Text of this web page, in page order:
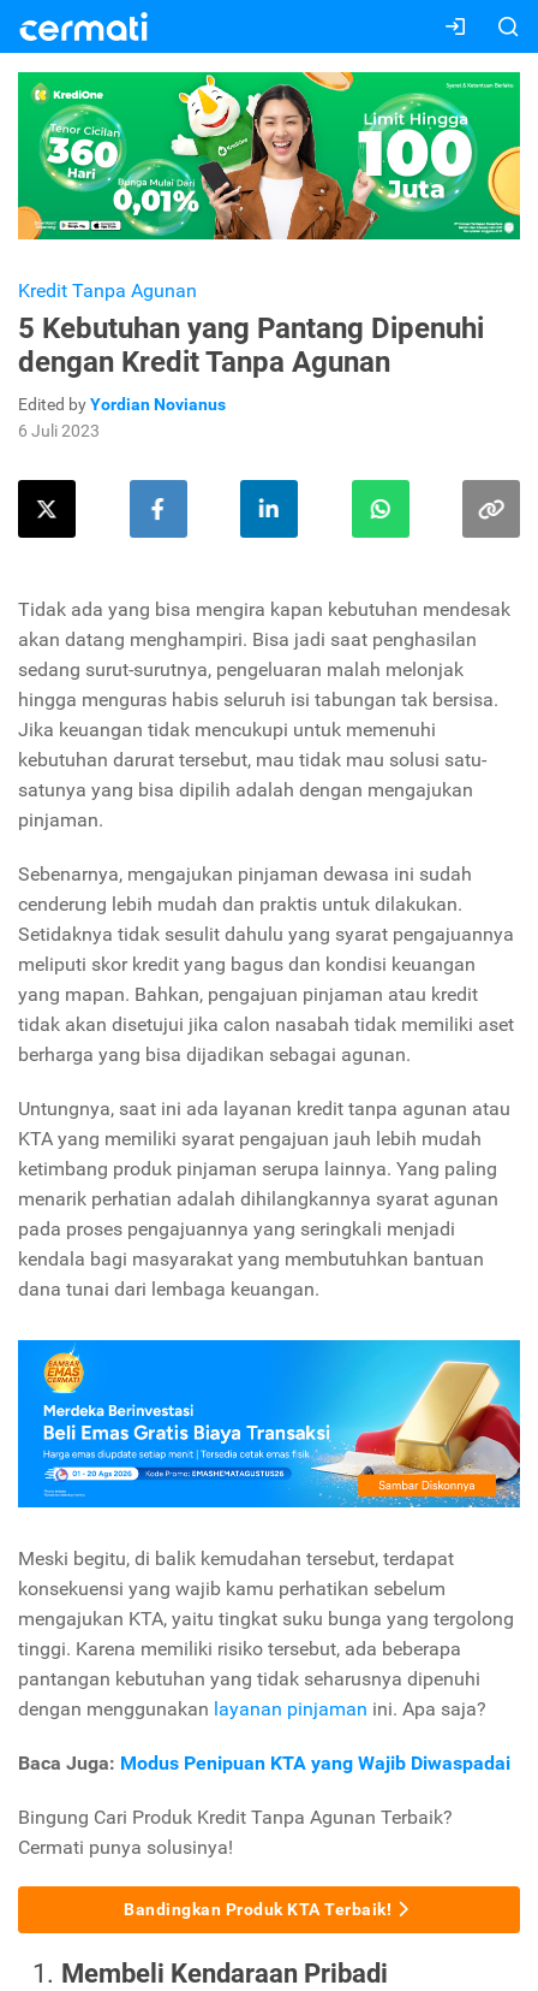
Kredit Tanpa Agunan
5 Kebutuhan yang Pantang Dipenuhi
dengan Kredit Tanpa Agunan
Edited byYordian Novianus
6 Juli 2023
Tidak ada yang bisa mengira kapan kebutuhan mendesak
akan datang menghampiri. Bisa jadi saat penghasilan
sedang surut-surutnya, pengeluaran malah melonjak
hingga menguras habis seluruh isi tabungan tak bersisa.
Jika keuangan tidak mencukupi untuk memenuhi
kebutuhan darurat tersebut, mau tidak mau solusi satu-
satunya yang bisa dipilih adalah dengan mengajukan
pinjaman.
Sebenarnya, mengajukan pinjaman dewasa ini sudah
cenderung lebih mudah dan praktis untuk dilakukan.
Setidaknya tidak sesulit dahulu yang syarat pengajuannya
meliputi skor kredit yang bagus dan kondisi keuangan
yang mapan. Bahkan, pengajuan pinjaman atau kredit
tidak akan disetujui jika calon nasabah tidak memiliki aset
berharga yang bisa dijadikan sebagai agunan.
Untungnya, saat ini ada layanan kredit tanpa agunan atau
KTA yang memiliki syarat pengajuan jauh lebih mudah
ketimbang produk pinjaman serupa lainnya. Yang paling
menarik perhatian adalah dihilangkannya syarat agunan
pada proses pengajuannya yang seringkali menjadi
kendala bagi masyarakat yang membutuhkan bantuan
dana tunai dari lembaga keuangan.
Meski begitu, di balik kemudahan tersebut, terdapat
konsekuensi yang wajib kamu perhatikan sebelum
mengajukan KTA, yaitu tingkat suku bunga yang tergolong
tinggi. Karena memiliki risiko tersebut, ada beberapa
pantangan kebutuhan yang tidak seharusnya dipenuhi
dengan menggunakan layanan pinjaman ini. Apa saja?
Baca Juga: Modus Penipuan KTA yang Wajib Diwaspadai
Bingung Cari Produk Kredit Tanpa Agunan Terbaik?
Cermati punya solusinya!
Bandingkan Produk KTA Terbaik!
Membeli Kendaraan Pribadi